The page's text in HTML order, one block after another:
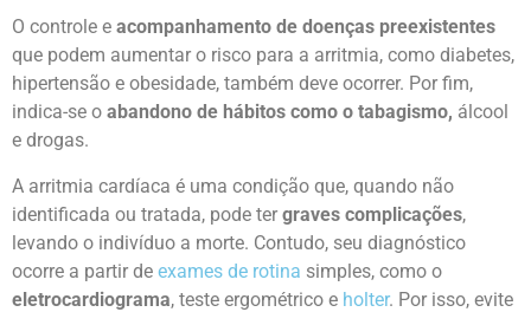
O controle e acompanhamento de doenças preexistentes
que podem aumentar o risco para a arritmia, como diabetes,
hipertensão e obesidade, também deve ocorrer. Por fim,
indica-se o abandono de hábitos como o tabagismo, álcool
e drogas.
A arritmia cardíaca é uma condição que, quando não
identificada ou tratada, pode ter graves complicações,
levando o indivíduo a morte. Contudo, seu diagnóstico
ocorre a partir de exames de rotina simples, como o
eletrocardiograma, teste ergométrico e holter. Por isso, evite